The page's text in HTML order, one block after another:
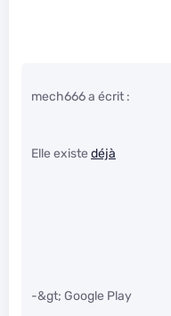
mech666 a écrit :
Elle existe déjà
-&gt; Google Play